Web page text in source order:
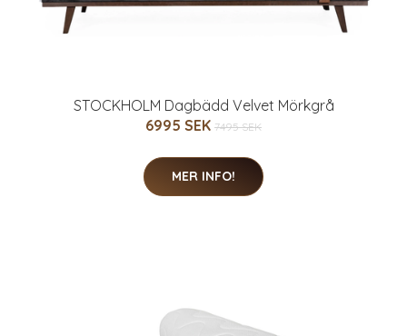
STOCKHOLM Dagbädd Velvet Mörkgrå
6995 SEK 7495 SEK
MER INFO!